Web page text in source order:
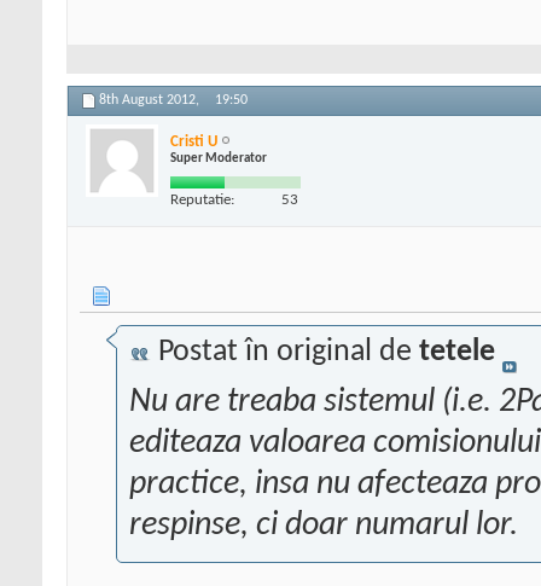
8th August 2012, 19:50
Cristi U
Super Moderator
Reputatie: 53
Postat în original de tetele
Nu are treaba sistemul (i.e.
editeaza valoarea
practice, insa nu afecteaza
respinse, ci doar numarul lor.